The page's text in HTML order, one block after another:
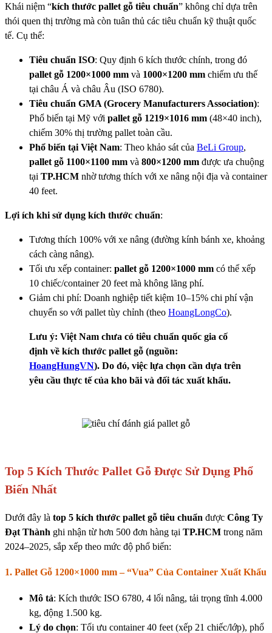
Khái niệm “kích thước pallet gỗ tiêu chuẩn” không chỉ dựa trên
thói quen thị trường mà còn tuân thủ các tiêu chuẩn kỹ thuật quốc
tế. Cụ thể:
Tiêu chuẩn ISO: Quy định 6 kích thước chính, trong đó
pallet gỗ 1200×1000 mm và 1000×1200 mm chiếm ưu thế
tại châu Á và châu Âu (ISO 6780).
Tiêu chuẩn GMA (Grocery Manufacturers Association):
Phổ biến tại Mỹ với pallet gỗ 1219×1016 mm (48×40 inch),
chiếm 30% thị trường pallet toàn cầu.
Phổ biến tại Việt Nam: Theo khảo sát của BeLi Group,
pallet gỗ 1100×1100 mm và 800×1200 mm được ưa chuộng
tại TP.HCM nhờ tương thích với xe nâng nội địa và container
40 feet.
Lợi ích khi sử dụng kích thước chuẩn:
Tương thích 100% với xe nâng (đường kính bánh xe, khoảng
cách càng nâng).
Tối ưu xếp container: pallet gỗ 1200×1000 mm có thể xếp
10 chiếc/container 20 feet mà không lãng phí.
Giảm chi phí: Doanh nghiệp tiết kiệm 10–15% chi phí vận
chuyển so với pallet tùy chỉnh (theo HoangLongCo).
Lưu ý: Việt Nam chưa có tiêu chuẩn quốc gia cố
định về kích thước pallet gỗ (nguồn:
HoangHungVN). Do đó, việc lựa chọn cần dựa trên
yêu cầu thực tế của kho bãi và đối tác xuất khẩu.
Top 5 Kích Thước Pallet Gỗ Được Sử Dụng Phổ
Biến Nhất
Dưới đây là top 5 kích thước pallet gỗ tiêu chuẩn được Công Ty
Đạt Thành ghi nhận từ hơn 500 đơn hàng tại TP.HCM trong năm
2024–2025, sắp xếp theo mức độ phổ biến:
1. Pallet Gỗ 1200×1000 mm – “Vua” Của Container Xuất Khẩu
Mô tả: Kích thước ISO 6780, 4 lối nâng, tải trọng tĩnh 4.000
kg, động 1.500 kg.
Lý do chọn: Tối ưu container 40 feet (xếp 21 chiếc/lớp), phổ